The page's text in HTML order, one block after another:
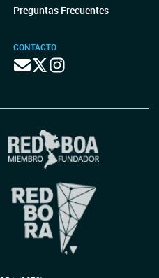
Preguntas Frecuentes
CONTACTO